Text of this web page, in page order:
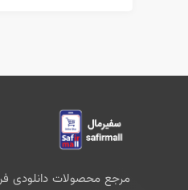
مرجع محصولات دانلودی